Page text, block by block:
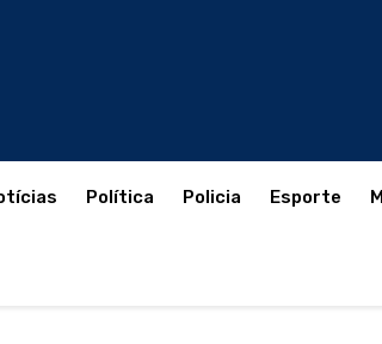
Política Policia Esporte